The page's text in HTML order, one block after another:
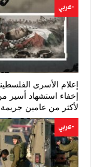
-عربي
إعلام الأسرى
إخفاء استشهاد أسير
لأكثر من عامين
الإنسانية
-عربي